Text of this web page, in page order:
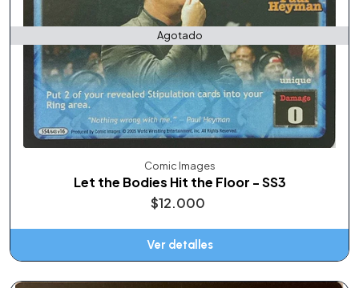
Agotado
Comic Images
Let the Bodies Hit the Floor - SS3
$12.000
Ver detalles